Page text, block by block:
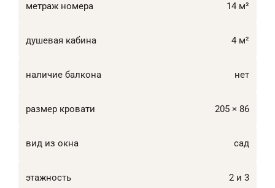
метраж номера 14 м²
душевая кабина 4 м²
наличие балкона нет
размер кровати 205 × 86
вид из окна сад
этажность 2 и 3